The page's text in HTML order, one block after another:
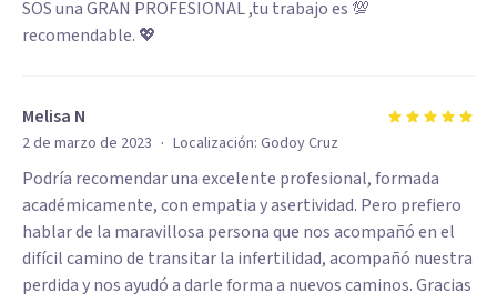
SOS una GRAN PROFESIONAL ,tu trabajo es 💯
recomendable. 💖
Melisa N
2 de marzo de 2023 · Localización: Godoy Cruz
Podría recomendar una excelente profesional, formada
académicamente, con empatia y asertividad. Pero prefiero
hablar de la maravillosa persona que nos acompañó en el
difícil camino de transitar la infertilidad, acompañó nuestra
perdida y nos ayudó a darle forma a nuevos caminos. Gracias